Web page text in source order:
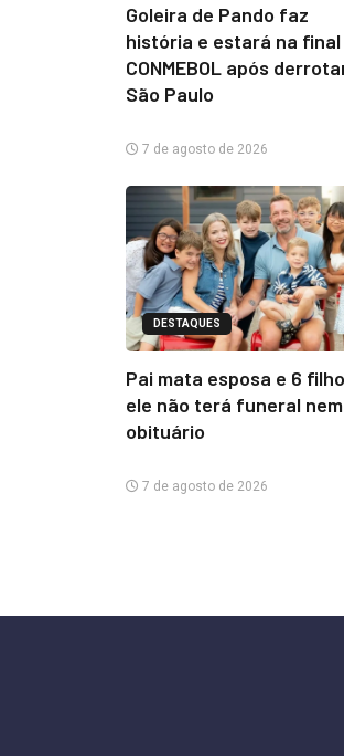
Goleira de Pando faz
história e estará na final
CONMEBOL após
São Paulo
7 de agosto de 2026
DESTAQUES
Pai mata esposa e 6
ele não terá funeral nem
obituário
7 de agosto de 2026